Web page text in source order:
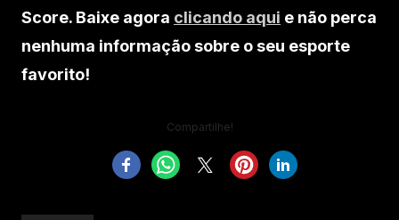
Score. Baixe agora clicando aqui e não perca
nenhuma informação sobre o seu esporte
favorito!
Compartilhe!